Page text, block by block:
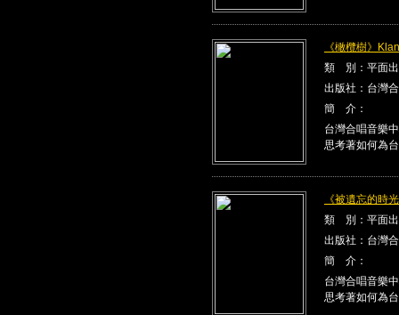
《橄欖樹》
類 別：平面
出版社：台灣
簡 介：
台灣合唱音樂
思考著如何為
《被遺忘的時
類 別：平面
出版社：台灣
簡 介：
台灣合唱音樂
思考著如何為